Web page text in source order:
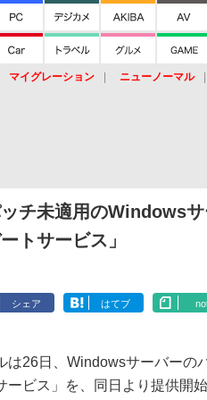
マイグレーション ニューノーマル
チ未適用のWindows
トサービス」
シェア はてブ
26日、Windowsサーバーの
ービス」を、同日より提供開